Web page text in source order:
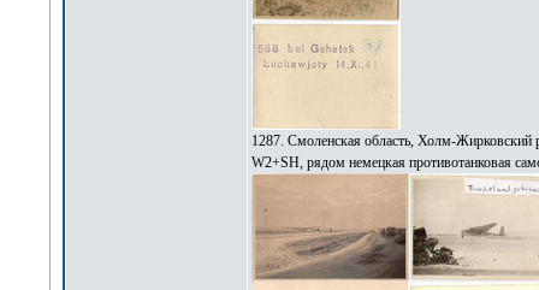
1287. Смоленская область, Холм-Жирковский
W2+SH, рядом немецкая противотанковая